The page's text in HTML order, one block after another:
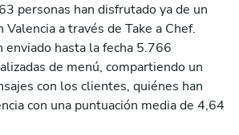
personas han disfrutado ya de un
a través de Take a Chef.
enviado hasta la fecha 5.766
de menú, compartiendo un
con los clientes, quiénes han
con una puntuación media de 4,64